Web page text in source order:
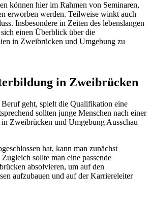
können hier im Rahmen von Seminaren,
erworben werden. Teilweise winkt auch
Insbesondere in Zeiten des lebenslangen
einen Überblick über die
in Zweibrücken und Umgebung zu
in Zweibrücken
geht, spielt die Qualifikation eine
sollten junge Menschen nach einer
Zweibrücken und Umgebung Ausschau
hat, kann man zunächst
sollte man eine passende
absolvieren, um auf den
aufzubauen und auf der Karriereleiter